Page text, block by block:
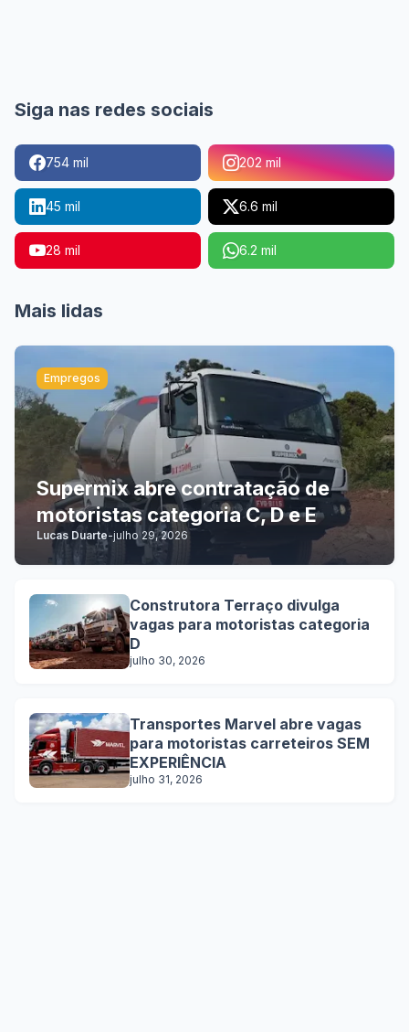
Siga nas redes sociais
754 mil 202 mil
45 mil 6.6 mil
28 mil 6.2 mil
Mais lidas
Empregos
Supermix abre contratação de
motoristas categoria C, D e E
Lucas Duarte-julho 29, 2026
Construtora Terraço divulga
vagas para motoristas categoria
D
julho 30, 2026
Transportes Marvel abre vagas
para motoristas carreteiros SEM
EXPERIÊNCIA
julho 31, 2026